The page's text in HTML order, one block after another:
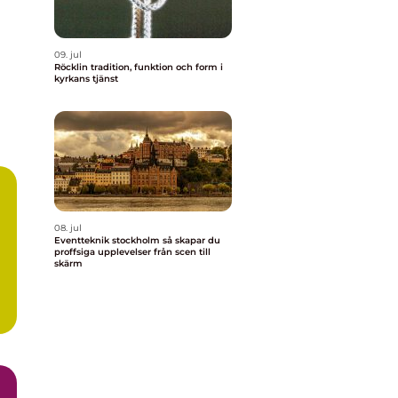
09. jul
Röcklin tradition, funktion och form i
kyrkans tjänst
08. jul
Eventteknik stockholm så skapar du
proffsiga upplevelser från scen till
skärm